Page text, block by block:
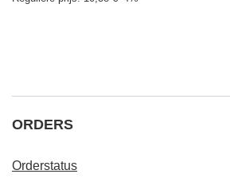
ORDERS
Orderstatus